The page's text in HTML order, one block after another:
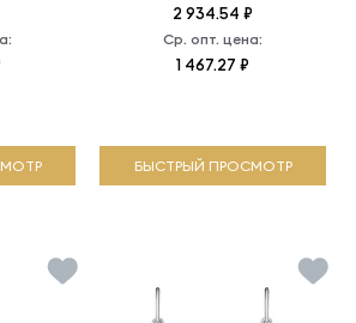
2 934.54 ₽
Ср. опт. цена:
1 467.27 ₽
БЫСТРЫЙ ПРОСМОТР